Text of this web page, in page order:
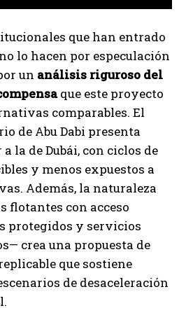
que han entrado
lo hacen por especulación
un análisis riguroso del
que este proyecto
comparables. El
de Abu Dabi presenta
la de Dubái, con ciclos de
y menos expuestos a
Además, la naturaleza
flotantes con acceso
protegidos y servicios
crea una propuesta de
que sostiene
de desaceleración